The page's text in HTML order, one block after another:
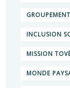
INCLUSION
MISSION
MONDE